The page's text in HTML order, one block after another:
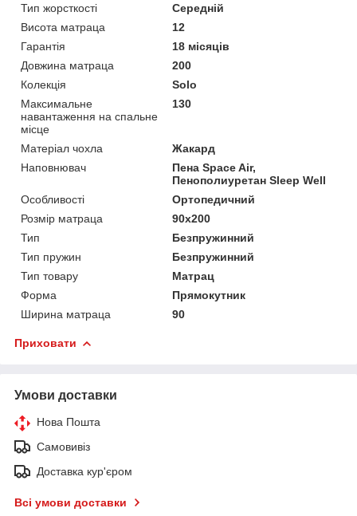
Тип жорсткості
Середній
Висота матраца
12
Гарантія
18 місяців
Довжина матраца
200
Колекція
Solo
Максимальне
навантаження на спальне
місце
130
Матеріал чохла
Жакард
Наповнювач
Пена Space Air,
Пенополиуретан Sleep Well
Особливості
Ортопедичний
Розмір матраца
90х200
Тип
Безпружинний
Тип пружин
Безпружинний
Тип товару
Матрац
Форма
Прямокутник
Ширина матраца
90
Приховати
Умови доставки
Нова Пошта
Самовивіз
Доставка кур'єром
Всі умови доставки